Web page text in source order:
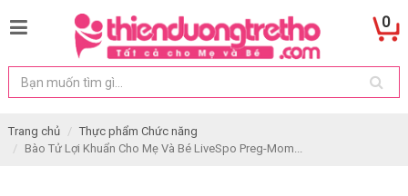
0
Trang chủ
Thực phẩm Chức năng
Bào Tử Lợi Khuẩn Cho Mẹ Và Bé LiveSpo Preg-Mom...